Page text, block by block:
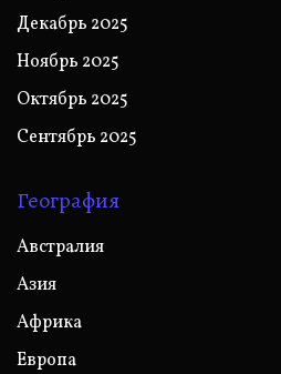
Декабрь 2025
Ноябрь 2025
Октябрь 2025
Сентябрь 2025
География
Австралия
Азия
Африка
Европа